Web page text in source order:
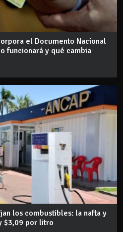
el Documento Nacional
funcionará y qué cambia
los combustibles: la nafta y
$3,09 por litro